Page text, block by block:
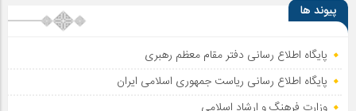
پیوند ها
پایگاه اطلاع رسانی دفتر مقام معظم رهبری
پایگاه اطلاع‌ رسانی ریاست‌ جمهوری اسلامی ایران